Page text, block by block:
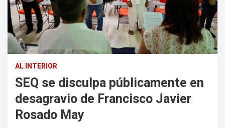
AL INTERIOR
SEQ se disculpa públicamente en
desagravio de Francisco Javier
Rosado May